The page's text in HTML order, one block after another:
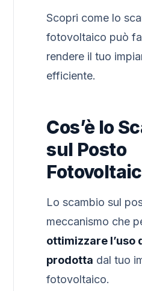
Scopri come lo
fotovoltaico può
rendere il tuo
efficiente.
Cos’è lo
sul Posto
Lo scambio sul
meccanismo che
ottimizzare l’uso
prodotta dal tuo
fotovoltaico.